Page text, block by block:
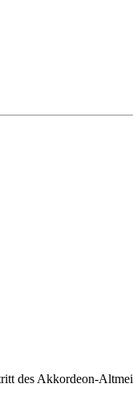
des Akkordeon-